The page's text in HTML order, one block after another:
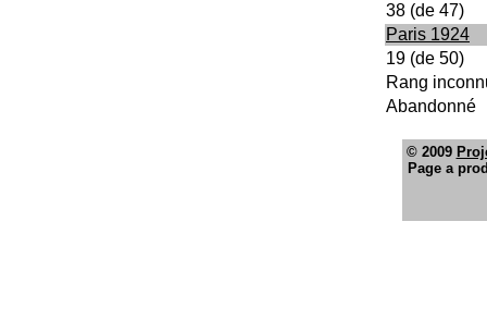
38 (de 47)
Paris 1924
19 (de 50)
Rang
Abandonné
© 2009
Page a